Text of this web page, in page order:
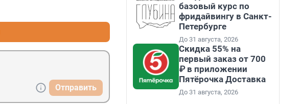
Отправить
базовый курс по
фридайвингу в Санкт-
Петербурге
До 31 августа, 2026
Скидка 55% на
первый заказ от 700
₽ в приложении
Пятёрочка Доставка
До 31 августа, 2026